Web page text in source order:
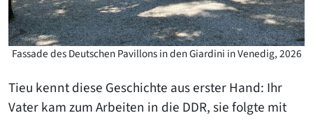
Fassade des Deutschen Pavillons in den Giardini in Venedig, 2026
Tieu kennt diese Geschichte aus erster Hand: Ihr
Vater kam zum Arbeiten in die DDR, sie folgte mit